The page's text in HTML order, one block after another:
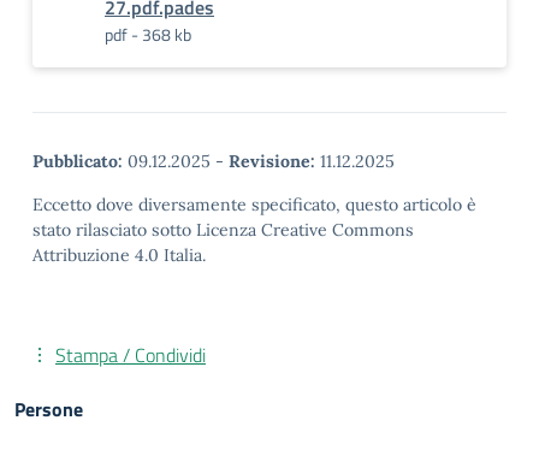
27.pdf.pades
pdf - 368 kb
Pubblicato: 09.12.2025 - Revisione: 11.12.2025
Eccetto dove diversamente specificato, questo articolo è
stato rilasciato sotto Licenza Creative Commons
Attribuzione 4.0 Italia.
Stampa / Condividi
Persone